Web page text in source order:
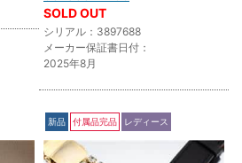
SOLD OUT
シリアル：3897688
メーカー保証書日付：
2025年8月
新品 付属品完品 レディース